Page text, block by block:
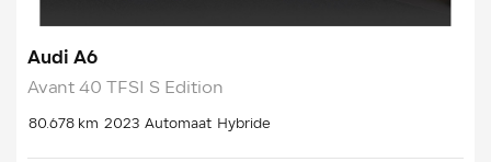
Audi A6
Avant 40 TFSI S Edition
80.678 km 2023 Automaat Hybride